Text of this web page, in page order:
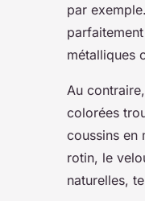
par
métalliques
Au
colorées
coussins en
rotin, le
naturelles,